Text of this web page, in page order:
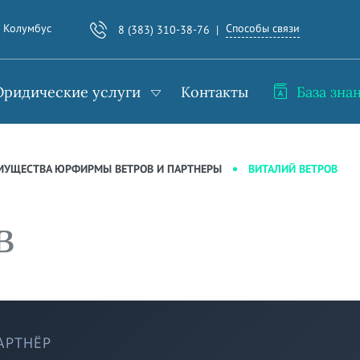
Колумбус 8 (383) 310-38-76 Способы связи
услуги Контакты База
ЮРФИРМЫ ВЕТРОВ И ПАРТНЕРЫ ВИТАЛИЙ ВЕТРОВ